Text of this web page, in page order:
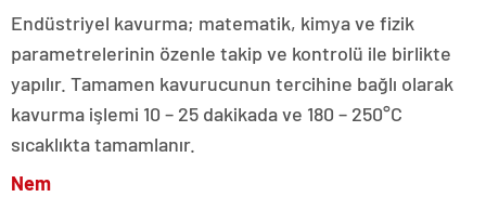
Endüstriyel kavurma; matematik, kimya ve fizik
parametrelerinin özenle takip ve kontrolü ile birlikte
yapılır. Tamamen kavurucunun tercihine bağlı olarak
kavurma işlemi 10 – 25 dakikada ve 180 – 250°C
sıcaklıkta tamamlanır.
Nem